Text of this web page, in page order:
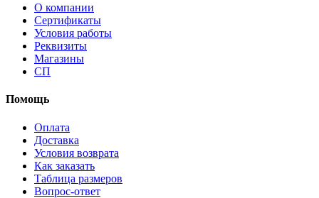
О компании
Сертификаты
Условия работы
Реквизиты
Магазины
СП
Помощь
Оплата
Доставка
Условия возврата
Как заказать
Таблица размеров
Вопрос-ответ